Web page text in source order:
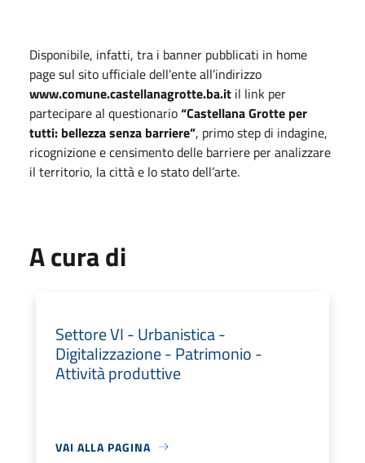
Disponibile, infatti, tra i banner pubblicati in home
page sul sito ufficiale dell’ente all’indirizzo
www.comune.castellanagrotte.ba.it il link per
partecipare al questionario“Castellana Grotte per
tutti: bellezza senza barriere”, primo step di indagine,
ricognizione e censimento delle barriere per analizzare
il territorio, la città e lo stato dell’arte.
A cura di
Settore VI - Urbanistica -
Digitalizzazione - Patrimonio -
Attività produttive
VAI ALLA PAGINA